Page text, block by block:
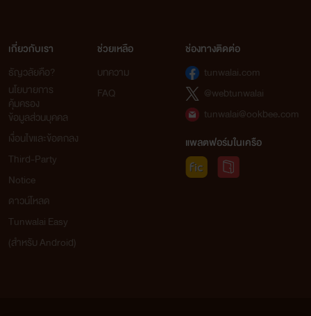
เกี่ยวกับเรา
ธัญวลัยคือ?
นโยบายการ
คุ้มครอง
ข้อมูลส่วนบุคคล
เงื่อนไขและข้อตกลง
Third-Party
Notice
ดาวน์โหลด
Tunwalai Easy
(สำหรับ Android)
ช่วยเหลือ
บทความ
FAQ
ช่องทางติดต่อ
tunwalai.com
@webtunwalai
tunwalai@ookbee.com
แพลตฟอร์มในเครือ